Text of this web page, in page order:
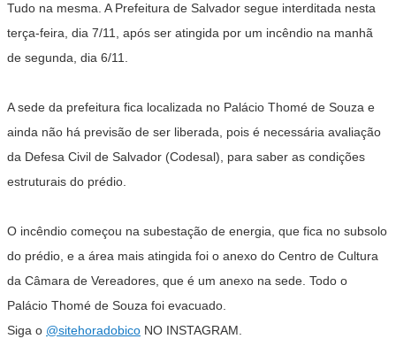
Tudo na mesma. A Prefeitura de Salvador segue interditada nesta
terça-feira, dia 7/11, após ser atingida por um incêndio na manhã
de segunda, dia 6/11.
A sede da prefeitura fica localizada no Palácio Thomé de Souza e
ainda não há previsão de ser liberada, pois é necessária avaliação
da Defesa Civil de Salvador (Codesal), para saber as condições
estruturais do prédio.
O incêndio começou na subestação de energia, que fica no subsolo
do prédio, e a área mais atingida foi o anexo do Centro de Cultura
da Câmara de Vereadores, que é um anexo na sede. Todo o
Palácio Thomé de Souza foi evacuado.
Siga o @sitehoradobico NO INSTAGRAM.